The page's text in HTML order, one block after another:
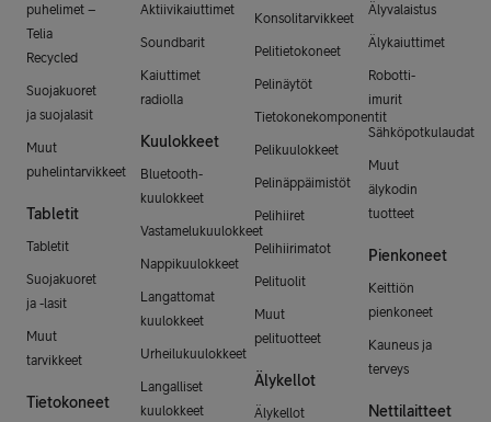
puhelimet –
Telia
Recycled
Suojakuoret
ja suojalasit
Muut
puhelintarvikkeet
Tabletit
Tabletit
Suojakuoret
ja -lasit
Muut
tarvikkeet
Tietokoneet
Aktiivikaiuttimet
Soundbarit
Kaiuttimet
radiolla
Kuulokkeet
Bluetooth-
kuulokkeet
Vastamelukuulokkeet
Nappikuulokkeet
Langattomat
kuulokkeet
Urheilukuulokkeet
Langalliset
kuulokkeet
Konsolitarvikkeet
Pelitietokoneet
Pelinäytöt
Tietokonekomponentit
Pelikuulokkeet
Pelinäppäimistöt
Pelihiiret
Pelihiirimatot
Pelituolit
Muut
pelituotteet
Älykellot
Älykellot
Älyvalaistus
Älykaiuttimet
Robotti-
imurit
Sähköpotkulaudat
Muut
älykodin
tuotteet
Pienkoneet
Keittiön
pienkoneet
Kauneus ja
terveys
Nettilaitteet